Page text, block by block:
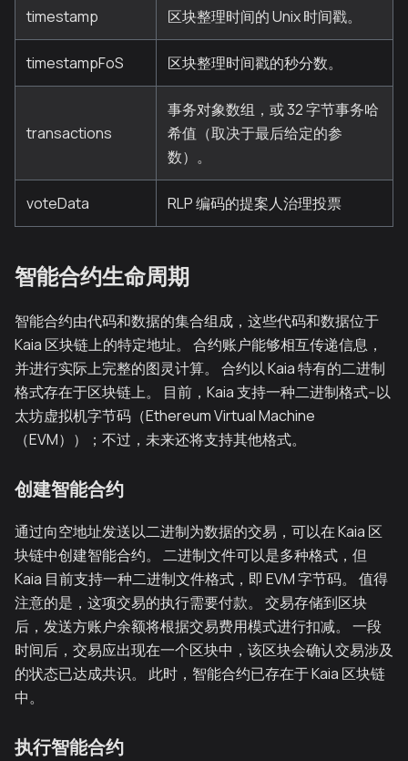
timestamp 区块整理时间的 Unix 时间戳。
timestampFoS 区块整理时间戳的秒分数。
transactions
事务对象数组，或 32 字节事务哈
希值（取决于最后给定的参
数）。
voteData RLP 编码的提案人治理投票
智能合约生命周期
智能合约由代码和数据的集合组成，这些代码和数据位于
Kaia 区块链上的特定地址。 合约账户能够相互传递信息，
并进行实际上完整的图灵计算。 合约以 Kaia 特有的二进制
格式存在于区块链上。 目前，Kaia 支持一种二进制格式--以
太坊虚拟机字节码（Ethereum Virtual Machine
（EVM））；不过，未来还将支持其他格式。
创建智能合约
通过向空地址发送以二进制为数据的交易，可以在 Kaia 区
块链中创建智能合约。 二进制文件可以是多种格式，但
Kaia 目前支持一种二进制文件格式，即 EVM 字节码。 值得
注意的是，这项交易的执行需要付款。 交易存储到区块
后，发送方账户余额将根据交易费用模式进行扣减。 一段
时间后，交易应出现在一个区块中，该区块会确认交易涉及
的状态已达成共识。 此时，智能合约已存在于 Kaia 区块链
中。
执行智能合约